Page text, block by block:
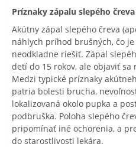
Príznaky zápalu slepého čreva
Akútny zápal slepého čreva
náhlych príhod brušných, čo
neodkladne riešiť. Zápal
detí do 15 rokov, ale objaviť sa
Medzi typické príznaky
patria bolesti brucha,
lokalizovaná okolo pupka a
podbruška. Poloha slepého
pripomínať iné ochorenia, a
do starostlivosti lekára.